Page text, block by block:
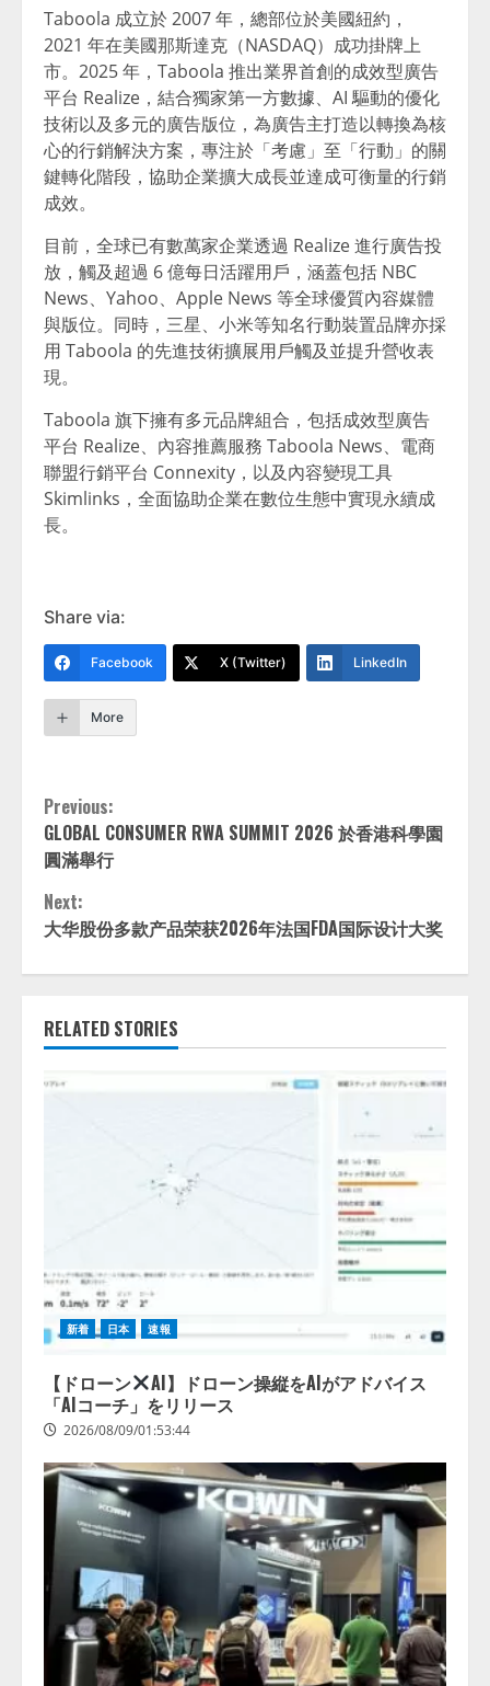
Taboola 成立於 2007 年，總部位於美國紐約，
2021 年在美國那斯達克（NASDAQ）成功掛牌上
市。2025 年，Taboola 推出業界首創的成效型廣告
平台 Realize，結合獨家第一方數據、AI 驅動的優化
技術以及多元的廣告版位，為廣告主打造以轉換為核
心的行銷解決方案，專注於「考慮」至「行動」的關
鍵轉化階段，協助企業擴大成長並達成可衡量的行銷
成效。
目前，全球已有數萬家企業透過 Realize 進行廣告投
放，觸及超過 6 億每日活躍用戶，涵蓋包括 NBC
News、Yahoo、Apple News 等全球優質內容媒體
與版位。同時，三星、小米等知名行動裝置品牌亦採
用 Taboola 的先進技術擴展用戶觸及並提升營收表
現。
Taboola 旗下擁有多元品牌組合，包括成效型廣告
平台 Realize、內容推薦服務 Taboola News、電商
聯盟行銷平台 Connexity，以及內容變現工具
Skimlinks，全面協助企業在數位生態中實現永續成
長。
Share via:
Facebook X (Twitter) LinkedIn
More
Continue
Reading
Previous:
GLOBAL CONSUMER RWA SUMMIT 2026 於香港科學園
圓滿舉行
Next:
大华股份多款产品荣获2026年法国FDA国际设计大奖
RELATED STORIES
新着 日本 速報
【ドローン
AI】ドローン操縦をAIがアドバイス
「AIコーチ」をリリース
2026/08/09/01:53:44